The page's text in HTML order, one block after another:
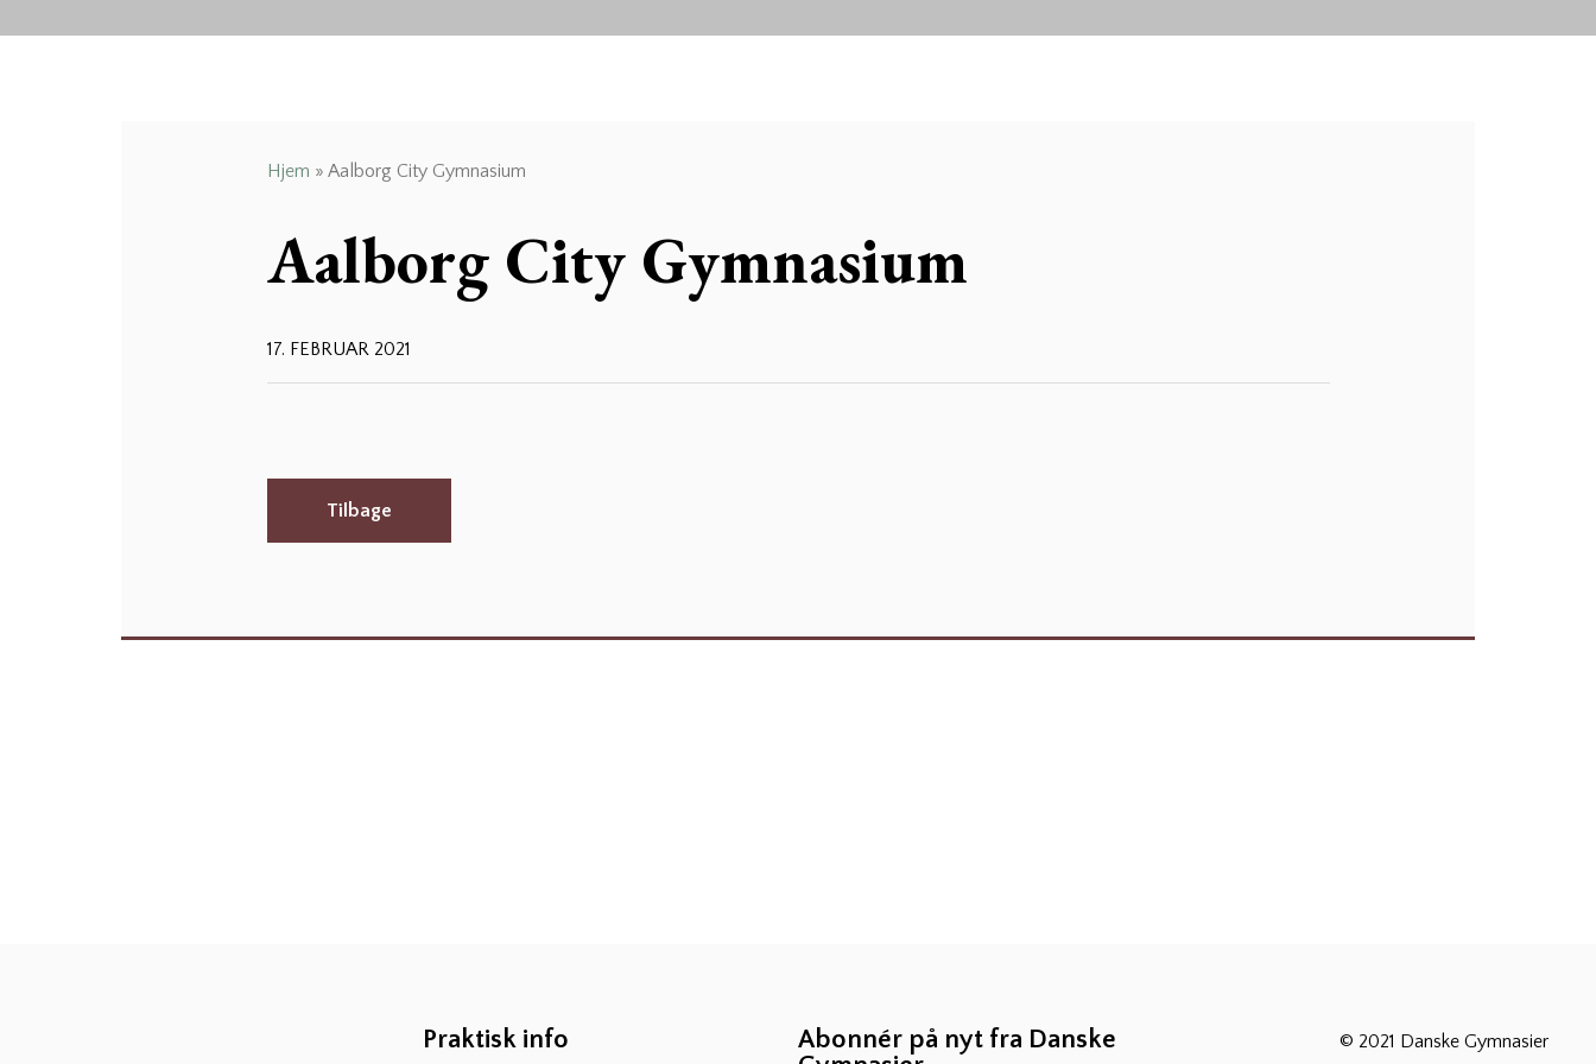
Hjem » Aalborg City Gymnasium
Aalborg City Gymnasium
17. FEBRUAR 2021
Tilbage
Praktisk info
Abonnér på nyt fra Danske
© 2021 Danske Gymnasier